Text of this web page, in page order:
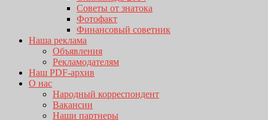
Советы от знатока
Фотофакт
Финансовый советник
Наша реклама
Объявления
Рекламодателям
Наш PDF-архив
О нас
Народный корреспондент
Вакансии
Наши партнеры